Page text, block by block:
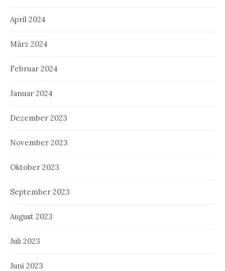
April 2024
März 2024
Februar 2024
Januar 2024
Dezember 2023
November 2023
Oktober 2023
September 2023
August 2023
Juli 2023
Juni 2023